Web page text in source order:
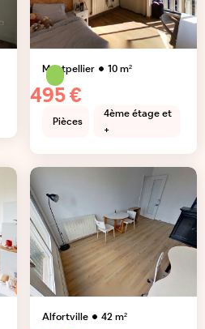
Montpellier 10m²
495 €
Pièces
4ème étage et
+
Alfortville 42m²